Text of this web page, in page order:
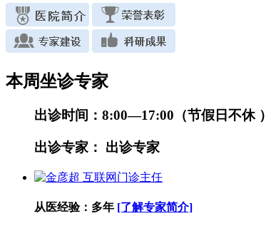
本周坐诊专家
出诊时间： 8:00—17:00（节假日不休 ）
出诊专家： 出诊专家
从医经验： 多年 [了解专家简介]